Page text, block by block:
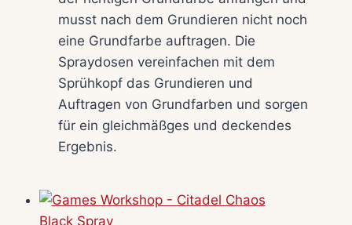
musst nach dem Grundieren nicht noch
eine Grundfarbe auftragen. Die
Spraydosen vereinfachen mit dem
Sprühkopf das Grundieren und
Auftragen von Grundfarben und sorgen
für ein gleichmäßges und deckendes
Ergebnis.